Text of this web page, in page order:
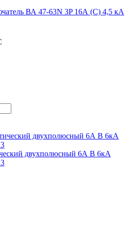
ВА 47-63N 3P 16А (C) 4,5 кА
двухполюсный 6А B 6кА